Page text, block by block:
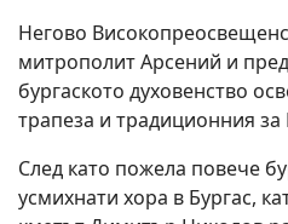
Негово
митрополит Арсений и
бургаското духовенство
трапеза и традиционния
След като пожела повече
усмихнати хора в Бургас,